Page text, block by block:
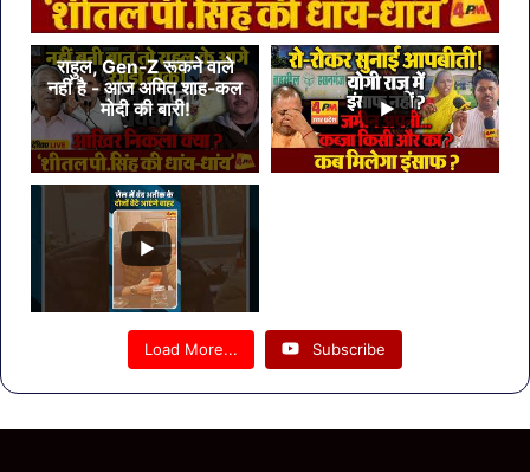
राहुल, Gen-Z रूकने वाले
नहीं है - आज अमित शाह-कल
मोदी की बारी!
Load More... Subscribe